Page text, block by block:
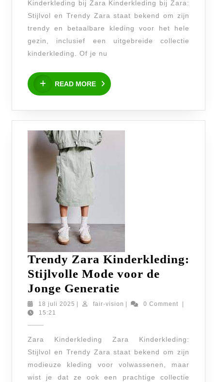
Stijlvolle
outfits
voor
de
Kinderkleding bij Zara Kinderkleding bij Zara:
Stijlvol en Trendy Zara staat bekend om zijn
trendy en betaalbare kleding voor het hele
gezin, inclusief een uitgebreide collectie
kinderkleding. Of je nu
READ MORE
READ
MORE
Trendy Zara Kinderkleding:
Stijlvolle Mode voor de
Jonge Generatie
Zara
Mode
voor
de
18 juli 2025 18
fair-vision fair-
0 Comment
15:21
Zara Kinderkleding Zara Kinderkleding:
Stijlvol en Trendy Zara staat bekend om zijn
modieuze kleding voor volwassenen, maar
wist je dat ze ook een prachtige collectie